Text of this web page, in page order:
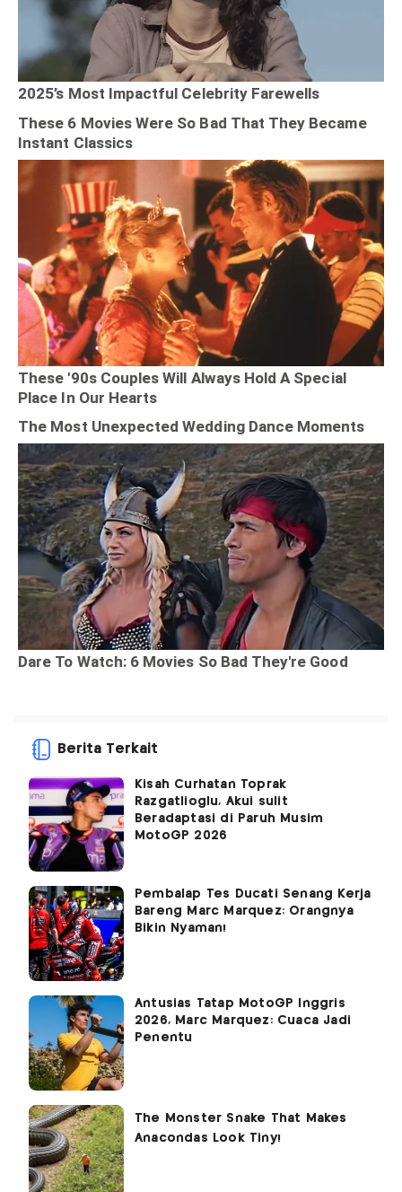
Berita Terkait
Kisah Curhatan Toprak
Razgatlioglu, Akui sulit
Beradaptasi di Paruh Musim
MotoGP 2026
Pembalap Tes Ducati Senang Kerja
Bareng Marc Marquez: Orangnya
Bikin Nyaman!
Antusias Tatap MotoGP Inggris
2026, Marc Marquez: Cuaca Jadi
Penentu